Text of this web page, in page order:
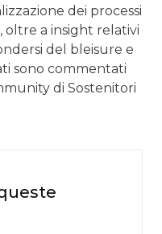
dei processi
oltre a insight relativi
del bleisure e
sono commentati
di Sostenitori